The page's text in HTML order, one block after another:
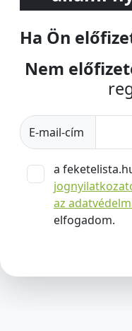
Ha Ön
Nem
E-mail-cím
a
az
elfogadom.